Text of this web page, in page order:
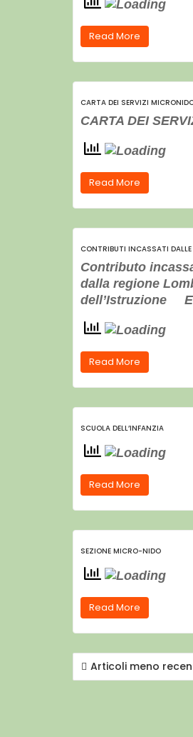
Read More
CARTA DEI SERVIZI
CARTA DEI
Read More
CONTRIBUTI INCASSATI
Contributo
dalla regione
Read More
SCUOLA DELL’INFANZIA
Read More
SEZIONE MICRO-NIDO
Read More
NAVIGAZIONE
Articoli meno